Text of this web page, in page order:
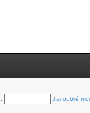
J’ai oublié